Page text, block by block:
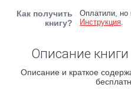
Как получить
книгу?
Оплатили, но
Инструкция.
Описание книги
Описание и краткое